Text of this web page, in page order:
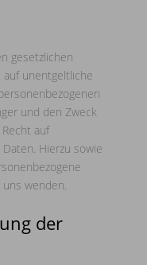
gesetzlichen
unentgeltliche
und den Zweck
auf
Hierzu sowie
wenden.
der